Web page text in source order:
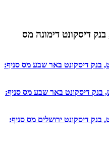
בנק דיסקונט דימונה מס
בנק דיסקונט באר שבע מס סניף:
בנק דיסקונט באר שבע מס סניף:
בנק דיסקונט ירושלים מס סניף: